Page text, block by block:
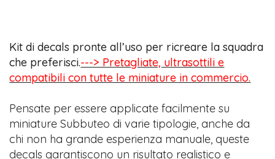
Kit di decals pronte all’uso per ricreare la squadra
che preferisci.---> Pretagliate, ultrasottili e
compatibili con tutte le miniature in commercio.
Pensate per essere applicate facilmente su
miniature Subbuteo di varie tipologie, anche da
chi non ha grande esperienza manuale, queste
decals garantiscono un risultato realistico e